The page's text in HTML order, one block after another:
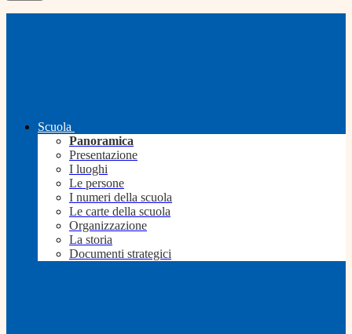
Scuola
Panoramica
Presentazione
I luoghi
Le persone
I numeri della scuola
Le carte della scuola
Organizzazione
La storia
Documenti strategici